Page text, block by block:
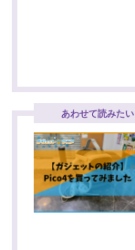
あわせて読みたい